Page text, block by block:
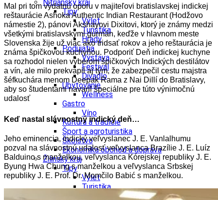
Nitriansky kraj
Tipy
Výlet
Turistika
Hrady
Podujatia
Výstava
Festival
Divadlo
Ubytovanie
Wellness
Gastro
Víno
Kultúra a tradície
Šport a agroturistika
Školstvo
Ekonomika obchod a doprava
Žilinský kraj
Tipy
Výlet
Turistika
Mal pri tom výdatnú oporu v majiteľovi bratislavskej indickej
reštaurácie Ashoka Authentic Indian Restaurant (Hodžovo
námestie 2), pánovi Akshayovi Dixitovi, ktorý je známy medzi
všetkými bratislavskými gurmán, keďže v hlavnom meste
Slovenska žije už viac ako tridsať rokov a jeho reštaurácia je
známa špičkovou kuchyňou. Podporiť Deň indickej kuchyne
sa rozhodol nielen výberom špičkových Indických destilátov
a vín, ale milo prekvapil aj tým, že zabezpečil cestu majstra
šéfkuchára menom Deepak Rama z Nai Dillí do Bratislavy,
aby so študentami navaril špeciálne pre túto výnimočnú
udalosť
Keď nastal slávnostný indický deň…
Jeho eminencia, indický veľvyslanec J. E. Vanlalhumu
pozval na slávnostnú udalosť veľvyslanca Brazílie J. E. Luíz
Balduino s manželkou, veľvyslanca Kórejskej republiky J. E.
Byung Hwa Chung s manželkou a veľvyslanca Srbskej
republiky J. E. Prof. Dr. Momčilo Babić s manželkou.